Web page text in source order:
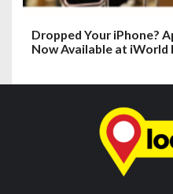
Dropped Your iPhone?
Now Available at iWorld